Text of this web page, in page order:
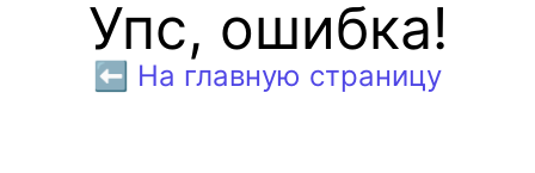
Упс, ошибка!
⬅️ На главную страницу